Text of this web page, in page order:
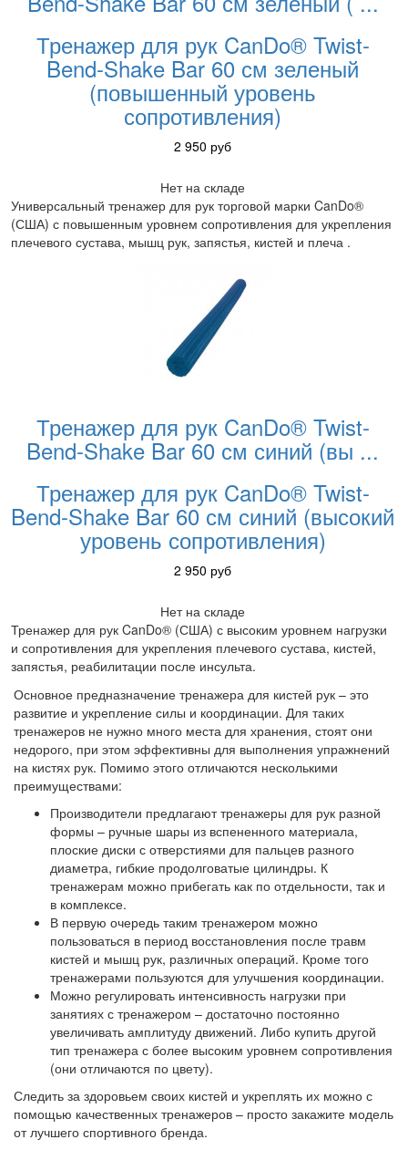
Тренажер для рук CanDo® Twist-
Bend-Shake Bar 60 см зеленый
(повышенный уровень
сопротивления)
2 950 руб
Нет на складе
Универсальный тренажер для рук торговой марки CanDo®
(США) с повышенным уровнем сопротивления для укрепления
плечевого сустава, мышц рук, запястья, кистей и плеча .
Тренажер для рук CanDo® Twist-
Bend-Shake Bar 60 см синий (вы ...
Тренажер для рук CanDo® Twist-
Bend-Shake Bar 60 см синий (высокий
уровень сопротивления)
2 950 руб
Нет на складе
Тренажер для рук CanDo® (США) с высоким уровнем нагрузки
и сопротивления для укрепления плечевого сустава, кистей,
запястья, реабилитации после инсульта.
Основное предназначение тренажера для кистей рук – это
развитие и укрепление силы и координации. Для таких
тренажеров не нужно много места для хранения, стоят они
недорого, при этом эффективны для выполнения упражнений
на кистях рук. Помимо этого отличаются несколькими
преимуществами:
Производители предлагают тренажеры для рук разной
формы – ручные шары из вспененного материала,
плоские диски с отверстиями для пальцев разного
диаметра, гибкие продолговатые цилиндры. К
тренажерам можно прибегать как по отдельности, так и
в комплексе.
В первую очередь таким тренажером можно
пользоваться в период восстановления после травм
кистей и мышц рук, различных операций. Кроме того
тренажерами пользуются для улучшения координации.
Можно регулировать интенсивность нагрузки при
занятиях с тренажером – достаточно постоянно
увеличивать амплитуду движений. Либо купить другой
тип тренажера с более высоким уровнем сопротивления
(они отличаются по цвету).
Следить за здоровьем своих кистей и укреплять их можно с
помощью качественных тренажеров – просто закажите модель
от лучшего спортивного бренда.